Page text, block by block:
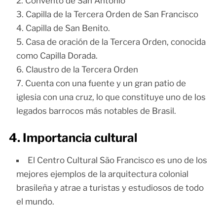
Capilla de la Tercera Orden de San Francisco
Capilla de San Benito.
Casa de oración de la Tercera Orden, conocida
como Capilla Dorada.
Claustro de la Tercera Orden
Cuenta con una fuente y un gran patio de
iglesia con una cruz, lo que constituye uno de los
legados barrocos más notables de Brasil.
4. Importancia cultural
El Centro Cultural São Francisco es uno de los
mejores ejemplos de la arquitectura colonial
brasileña y atrae a turistas y estudiosos de todo
el mundo.